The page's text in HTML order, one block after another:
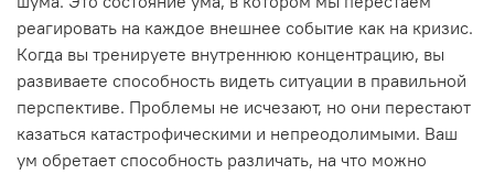
реагировать на каждое внешнее событие как на кризис.
Когда вы тренируете внутреннюю концентрацию, вы
развиваете способность видеть ситуации в правильной
перспективе. Проблемы не исчезают, но они перестают
казаться катастрофическими и непреодолимыми. Ваш
ум обретает способность различать, на что можно